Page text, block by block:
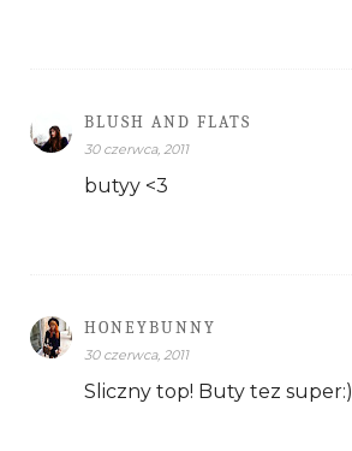
BLUSH AND FLATS
30 czerwca, 2011
butyy <3
HONEYBUNNY
30 czerwca, 2011
Sliczny top! Buty tez super:)